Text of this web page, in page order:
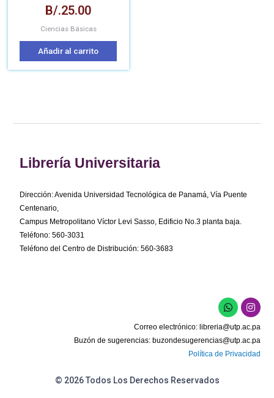
B/.25.00
Ciencias Básicas
Añadir al carrito
Librería Universitaria
Dirección: Avenida Universidad Tecnológica de Panamá, Vía Puente
Centenario,
Campus Metropolitano Víctor Levi Sasso, Edificio No.3 planta baja.
Teléfono: 560-3031
Teléfono del Centro de Distribución: 560-3683
W
h
a
t
s
a
p
I
n
s
t
a
g
r
Correo electrónico: libreria@utp.ac.pa
Buzón de sugerencias: buzondesugerencias@utp.ac.pa
Política de Privacidad
© 2026 Todos Los Derechos Reservados